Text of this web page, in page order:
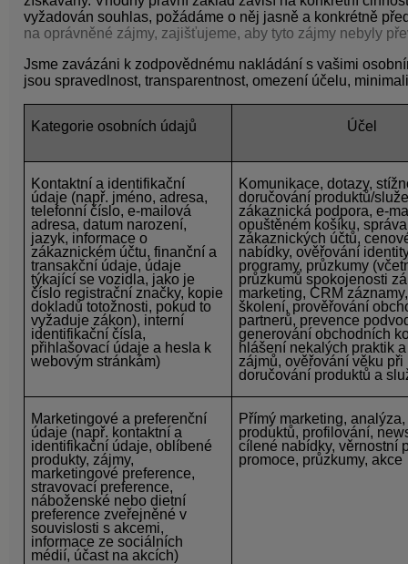
vyžadován souhlas, požádáme o něj jasně a konkrétně
na oprávněné zájmy, zajišťujeme, aby tyto zájmy nebyly
Jsme zavázáni k zodpovědnému nakládání s vašimi
jsou spravedlnost, transparentnost, omezení účelu,
Kategorie osobních údajů Účel
Kontaktní a identifikační
údaje (např. jméno, adresa,
telefonní číslo, e-mailová
adresa, datum narození,
jazyk, informace o
zákaznickém účtu, finanční a
transakční údaje, údaje
týkající se vozidla, jako je
číslo registrační značky, kopie
dokladů totožnosti, pokud to
vyžaduje zákon), interní
identifikační čísla,
přihlašovací údaje a hesla k
webovým stránkám)
Komunikace, dotazy,
doručování produktů/
zákaznická podpora, e-
opuštěném košíku, správa
zákaznických účtů,
nabídky, ověřování
programy, průzkumy
průzkumů spokojenosti
marketing, CRM
školení, prověřování
partnerů, prevence
generování obchodních
hlášení nekalých praktik
zájmů, ověřování věku při
doručování produktů a
Marketingové a preferenční
údaje (např. kontaktní a
identifikační údaje, oblíbené
produkty, zájmy,
marketingové preference,
stravovací preference,
náboženské nebo dietní
preference zveřejněné v
souvislosti s akcemi,
informace ze sociálních
médií, účast na akcích)
Přímý marketing,
produktů, profilování,
cílené nabídky, věrnostní
promoce, průzkumy, akce